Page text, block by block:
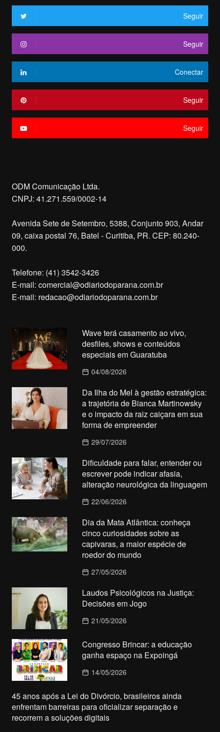
Seguir
Seguir
Conectar
Seguir
Seguir
ODM Comunicação Ltda.
CNPJ: 41.271.559/0002-14
Avenida Sete de Setembro, 5388, Conjunto 903, Andar
09, caixa postal 76, Batel - Curitiba, PR. CEP: 80.240-
000.
Telefone: (41) 3542-3426
E-mail: comercial@odiariodoparana.com.br
E-mail: redacao@odiariodoparana.com.br
Wave terá casamento ao vivo,
desfiles, shows e conteúdos
especiais em Guaratuba
04/08/2026
Da Ilha do Mel à gestão estratégica:
a trajetória de Bianca Martinowsky
e o impacto da raiz caiçara em sua
forma de empreender
29/07/2026
Dificuldade para falar, entender ou
escrever pode indicar afasia,
alteração neurológica da linguagem
22/06/2026
Dia da Mata Atlântica: conheça
cinco curiosidades sobre as
capivaras, a maior espécie de
roedor do mundo
27/05/2026
Laudos Psicológicos na Justiça:
Decisões em Jogo
21/05/2026
Congresso Brincar: a educação
ganha espaço na Expoingá
14/05/2026
45 anos após a Lei do Divórcio, brasileiros ainda
enfrentam barreiras para oficializar separação e
recorrem a soluções digitais